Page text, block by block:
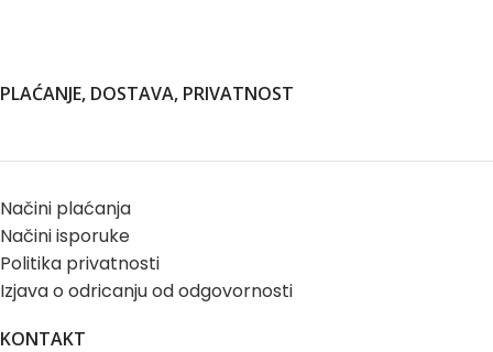
PLAĆANJE, DOSTAVA, PRIVATNOST
Načini plaćanja
Načini isporuke
Politika privatnosti
Izjava o odricanju od odgovornosti
KONTAKT